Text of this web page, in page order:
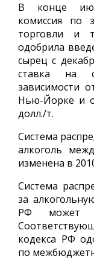
В конце
комиссия по
торговли и
одобрила
сырец с
ставка на
зависимости
Нью-Йорке и
долл./т.
Система
алкоголь
изменена в
Система
за
РФ может
кодекса РФ
по